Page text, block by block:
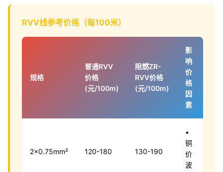
RVV线参考价格（每100米）
规格
普通RVV
价格
(元/100m)
阻燃ZR-
RVV价格
(元/100m)
影
响
价
格
因
素
2×0.75mm² 120-180 130-190
•
铜
价
波